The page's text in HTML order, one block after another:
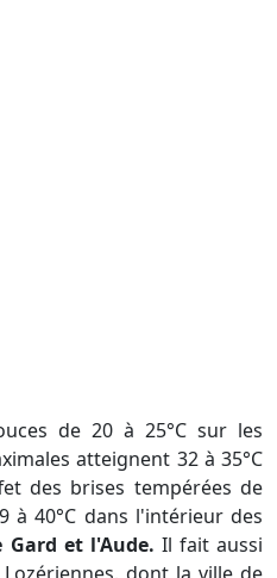
atteignent 32 à 35°C
des brises tempérées de
à 40°C dans l'intérieur des
Gard et l'Aude. Il fait aussi